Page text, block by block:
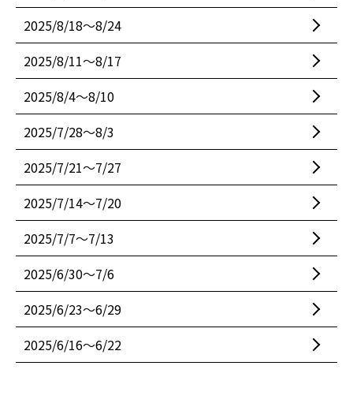
2025/8/18〜8/24
2025/8/11〜8/17
2025/8/4〜8/10
2025/7/28〜8/3
2025/7/21〜7/27
2025/7/14〜7/20
2025/7/7〜7/13
2025/6/30〜7/6
2025/6/23〜6/29
2025/6/16〜6/22